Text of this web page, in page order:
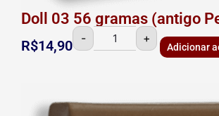
Doll 03 56 gramas (antigo
R$14,90 - +
Adicionar
56